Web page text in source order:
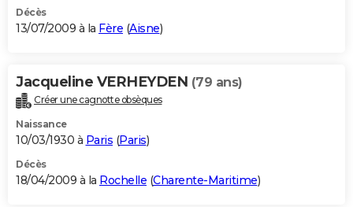
Décès
13/07/2009 à la Fère (Aisne)
Jacqueline VERHEYDEN (79 ans)
Créer une cagnotte obsèques
Naissance
10/03/1930 à Paris (Paris)
Décès
18/04/2009 à la Rochelle (Charente-Maritime)